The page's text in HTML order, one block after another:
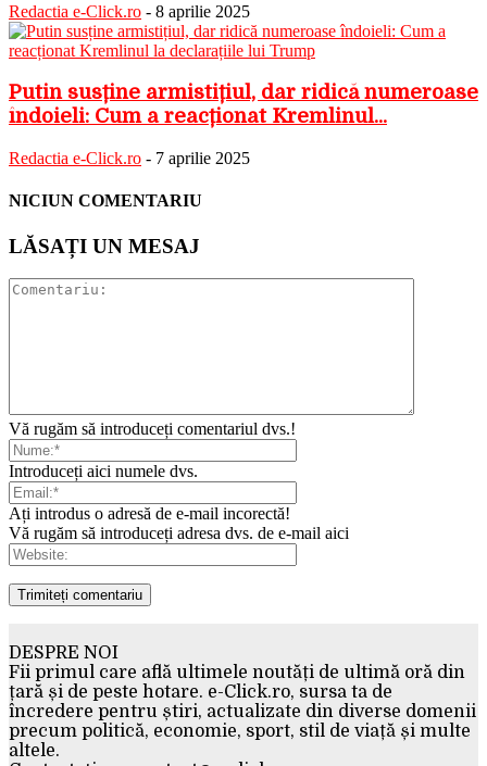
Redactia e-Click.ro - 8 aprilie 2025
Putin susține armistițiul, dar ridică numeroase
îndoieli: Cum a reacționat Kremlinul...
Redactia e-Click.ro - 7 aprilie 2025
NICIUN COMENTARIU
LĂSAȚI UN MESAJ
Vă rugăm să introduceți comentariul dvs.!
Introduceți aici numele dvs.
Ați introdus o adresă de e-mail incorectă!
Vă rugăm să introduceți adresa dvs. de e-mail aici
DESPRE NOI
Fii primul care află ultimele noutăți de ultimă oră din
țară și de peste hotare. e-Click.ro, sursa ta de
încredere pentru știri, actualizate din diverse domenii
precum politică, economie, sport, stil de viață și multe
altele.